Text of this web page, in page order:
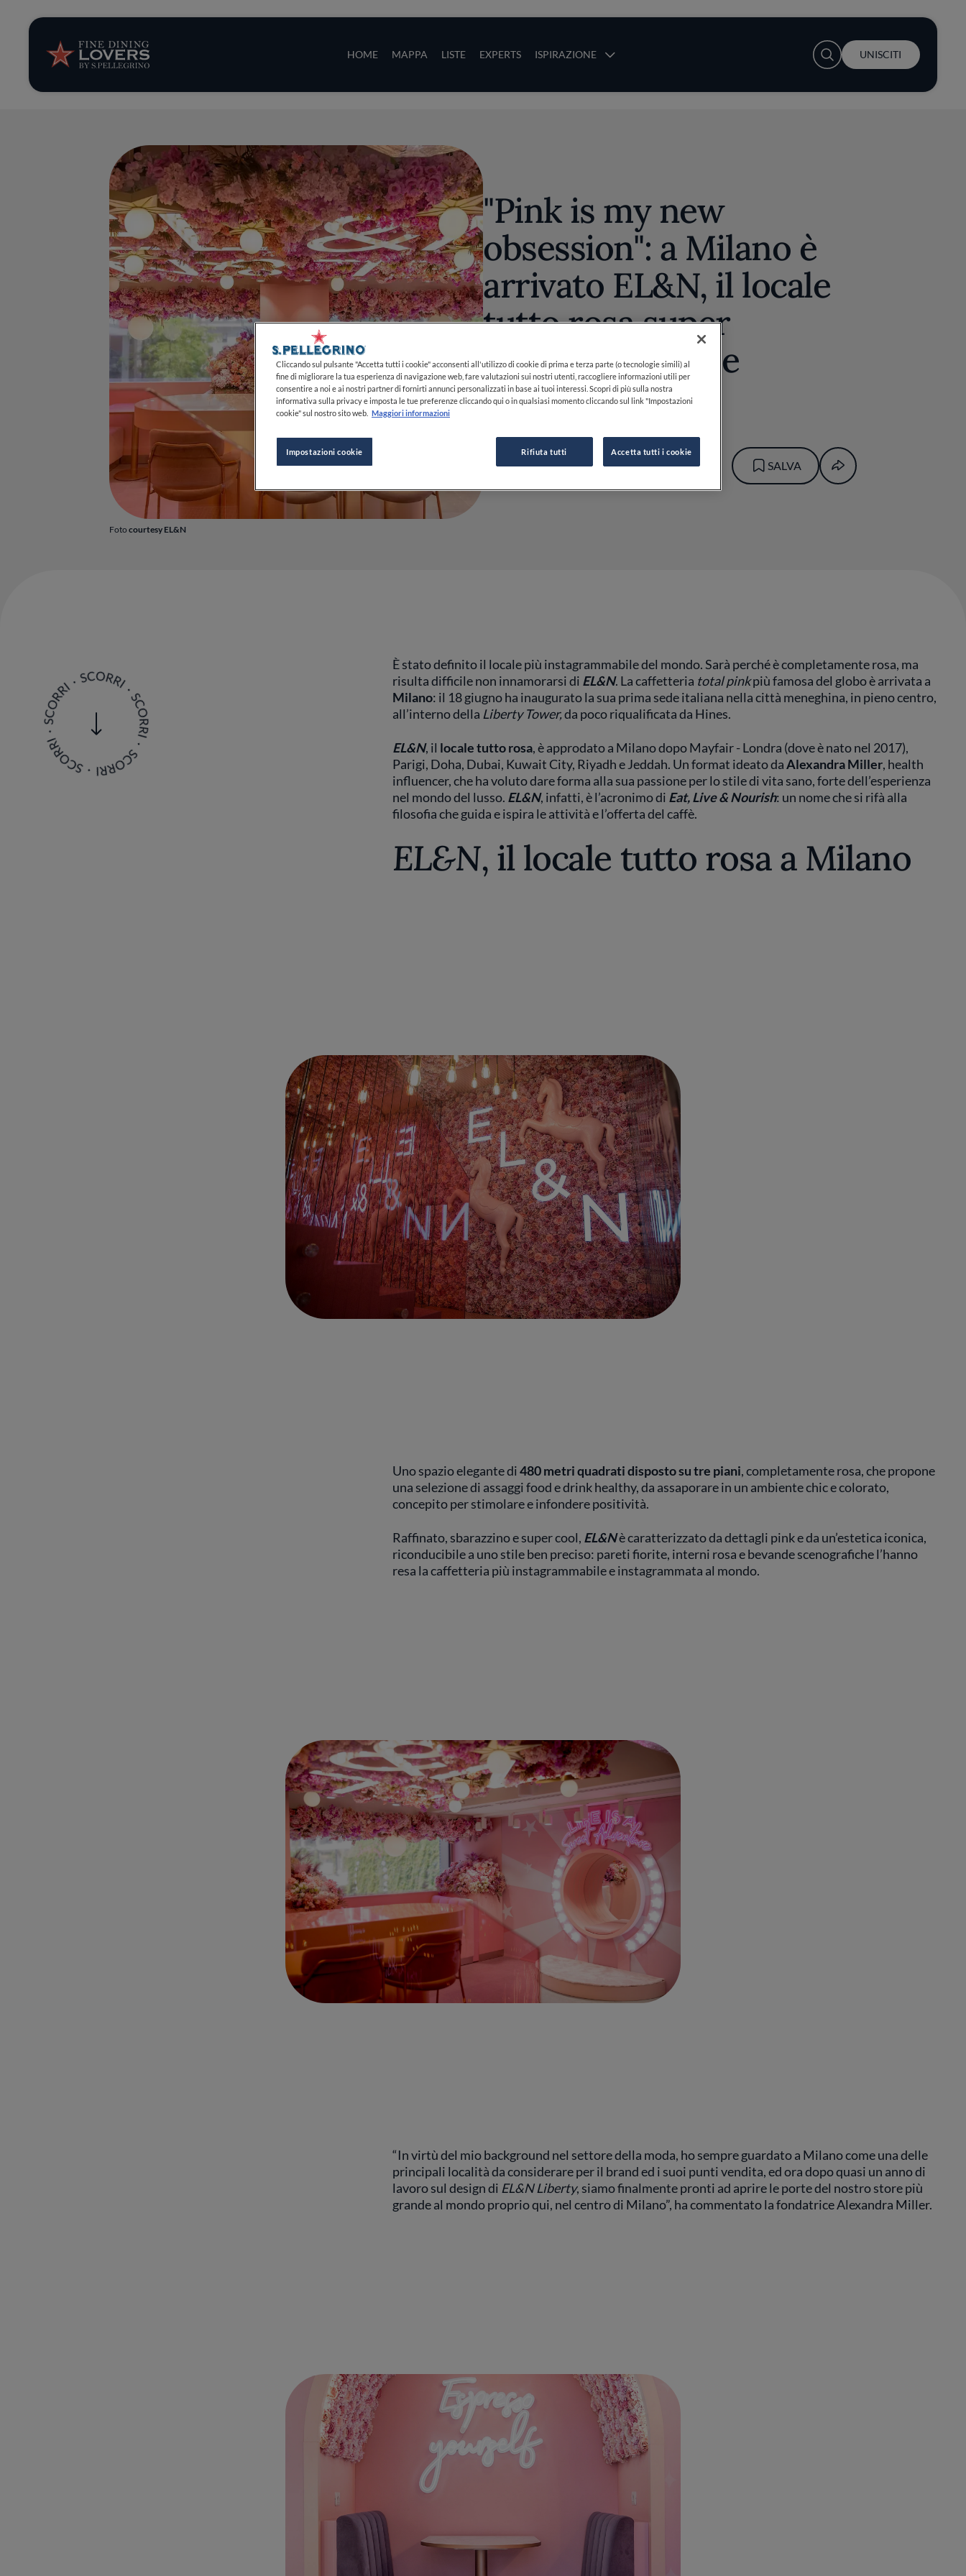
HOME MAPPA LISTE EXPERTS ISPIRAZIONE
Storie e tendenze
Ricette
Trucchi e consigli
Serie
User account menu
UNISCITI
Foto courtesy EL&N
"Pink is my new
obsession": a Milano è
arrivato EL&N, il locale
tutto rosa super
instagrammabile
22 GIU 2022
SALVA
Èstato definito il locale più instagrammabile del mondo. Sarà perché è completamente rosa, ma
risulta difficile non innamorarsi di EL&N. La caffetteria total pinkpiù famosa del globo è arrivata a
Milano: il 18 giugno ha inaugurato la sua prima sede italiana nella città meneghina, in pieno centro,
all’interno della Liberty Tower,da poco riqualificata da Hines.
EL&N, il locale tutto rosa,è approdato a Milano dopo Mayfair - Londra (dove è nato nel 2017),
Parigi, Doha, Dubai, Kuwait City, Riyadh e Jeddah. Un format ideato daAlexandra Miller, health
influencer, che ha voluto dare forma alla sua passione per lo stile di vita sano, forte dell’esperienza
nel mondo del lusso. EL&N, infatti, è l’acronimo di Eat, Live & Nourish: un nome che si rifà alla
filosofia che guida e ispira le attività e l’offerta del caffè.
EL&N, il locale tutto rosa a Milano
Uno spazio elegante di480 metri quadrati disposto su tre piani, completamente rosa, che propone
una selezione di assaggi food e drink healthy, da assaporare in un ambiente chic e colorato,
concepito per stimolare e infondere positività.
Raffinato, sbarazzino e super cool, EL&Nè caratterizzato da dettagli pink e da un’estetica iconica,
riconducibile a uno stile ben preciso: pareti fiorite, interni rosa e bevande scenografiche l’hanno
resa la caffetteria più instagrammabile e instagrammata al mondo.
“In virtù del mio background nel settore della moda, ho sempre guardato a Milano come una delle
principali località da considerare per il brand ed i suoi punti vendita, ed ora dopo quasi un anno di
lavoro sul design di EL&N Liberty, siamo finalmente pronti ad aprire le porte del nostro store più
grande al mondo proprio qui, nel centro di Milano”, ha commentato la fondatrice Alexandra Miller.
Cliccando sul pulsante "Accetta tutti i cookie" acconsenti all'utilizzo di cookie di prima e terza parte (o tecnologie simili) al
fine di migliorare la tua esperienza di navigazione web, fare valutazioni sui nostri utenti, raccogliere informazioni utili per
consentire a noi e ai nostri partner di fornirti annunci personalizzati in base ai tuoi interessi. Scopri di più sulla nostra
informativa sulla privacy e imposta le tue preferenze cliccando qui o in qualsiasi momento cliccando sul link "Impostazioni
cookie" sul nostro sito web. Maggiori informazioni
Impostazioni cookie Rifiuta tutti Accetta tutti i cookie